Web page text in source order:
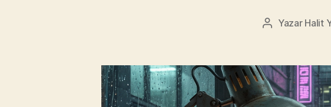
Yazının
Yazar Halit